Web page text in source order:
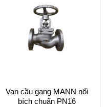
Van cầu gang MANN nối
bích chuẩn PN16